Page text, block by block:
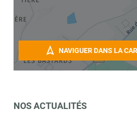
NAVIGUER DANS LA
NOS ACTUALITÉS